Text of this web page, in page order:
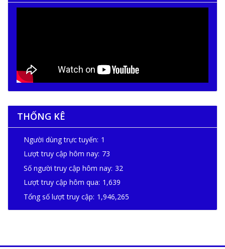
THỐNG KÊ
Người dùng trực tuyến: 1
Lượt truy cập hôm nay: 73
Số người truy cập hôm nay: 32
Lượt truy cập hôm qua: 1,639
Tổng số lượt truy cập: 1,946,265